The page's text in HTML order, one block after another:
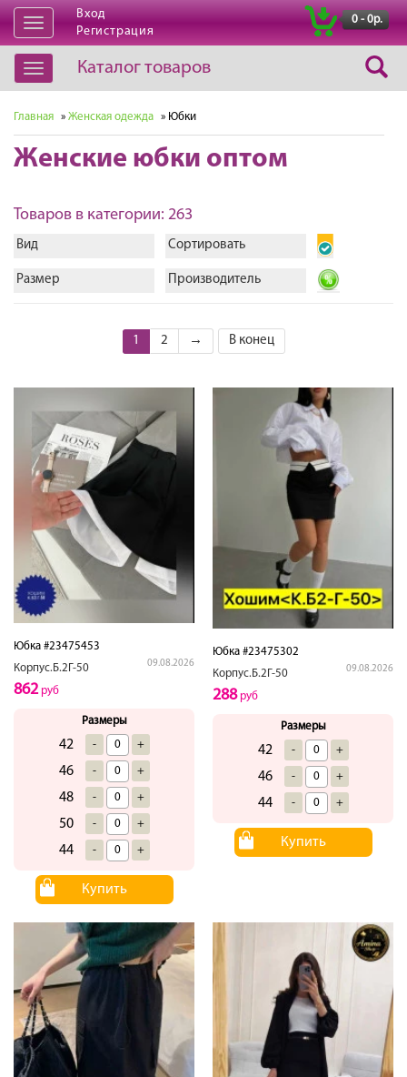
Открыть
навигацию
Вход
Регистрация
0 - 0р.
Открыть
навигацию
Каталог товаров
Главная » Женская одежда » Юбки
Женские юбки оптом
Товаров в категории: 263
Вид Сортировать
Размер Производитель
1 2 → В конец
Юбка #23475453
Корпус.Б.2Г-50
09.08.2026
862руб
Размеры
42 - +
46 - +
48 - +
50 - +
44 - +
Купить
Юбка #23475302
Корпус.Б.2Г-50
09.08.2026
288руб
Размеры
42 - +
46 - +
44 - +
Купить